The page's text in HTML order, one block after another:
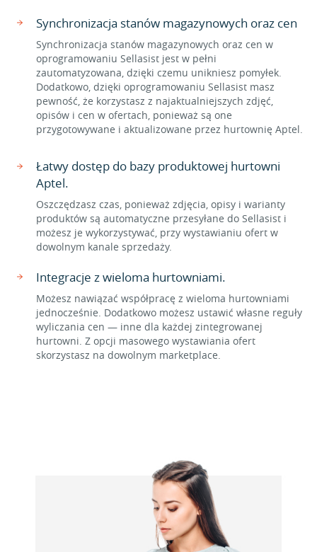
Synchronizacja stanów magazynowych oraz cen
Synchronizacja stanów magazynowych oraz cen w
oprogramowaniu Sellasist jest w pełni
zautomatyzowana, dzięki czemu unikniesz pomyłek.
Dodatkowo, dzięki oprogramowaniu Sellasist masz
pewność, że korzystasz z najaktualniejszych zdjęć,
opisów i cen w ofertach, ponieważ są one
przygotowywane i aktualizowane przez hurtownię Aptel.
Łatwy dostęp do bazy produktowej hurtowni
Aptel.
Oszczędzasz czas, ponieważ zdjęcia, opisy i warianty
produktów są automatyczne przesyłane do Sellasist i
możesz je wykorzystywać, przy wystawianiu ofert w
dowolnym kanale sprzedaży.
Integracje z wieloma hurtowniami.
Możesz nawiązać współpracę z wieloma hurtowniami
jednocześnie. Dodatkowo możesz ustawić własne reguły
wyliczania cen — inne dla każdej zintegrowanej
hurtowni. Z opcji masowego wystawiania ofert
skorzystasz na dowolnym marketplace.